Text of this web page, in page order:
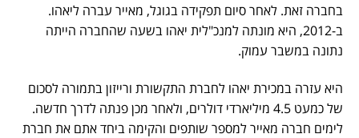
בחברה זאת. לאחר סיום תפקידה בגוגל, מאייר עברה ליאהו.
ב-2012, היא מונתה למנכ"לית יאהו בשעה שהחברה הייתה
נתונה במשבר עמוק.
היא עזרה במכירת יאהו לחברת התקשורת ורייזון בתמורה לסכום
של כמעט 4.5 מיליארדי דולרים, ולאחר מכן פנתה לדרך חדשה.
לימים חברה מאייר למספר שותפים והקימה ביחד אתם את חברת